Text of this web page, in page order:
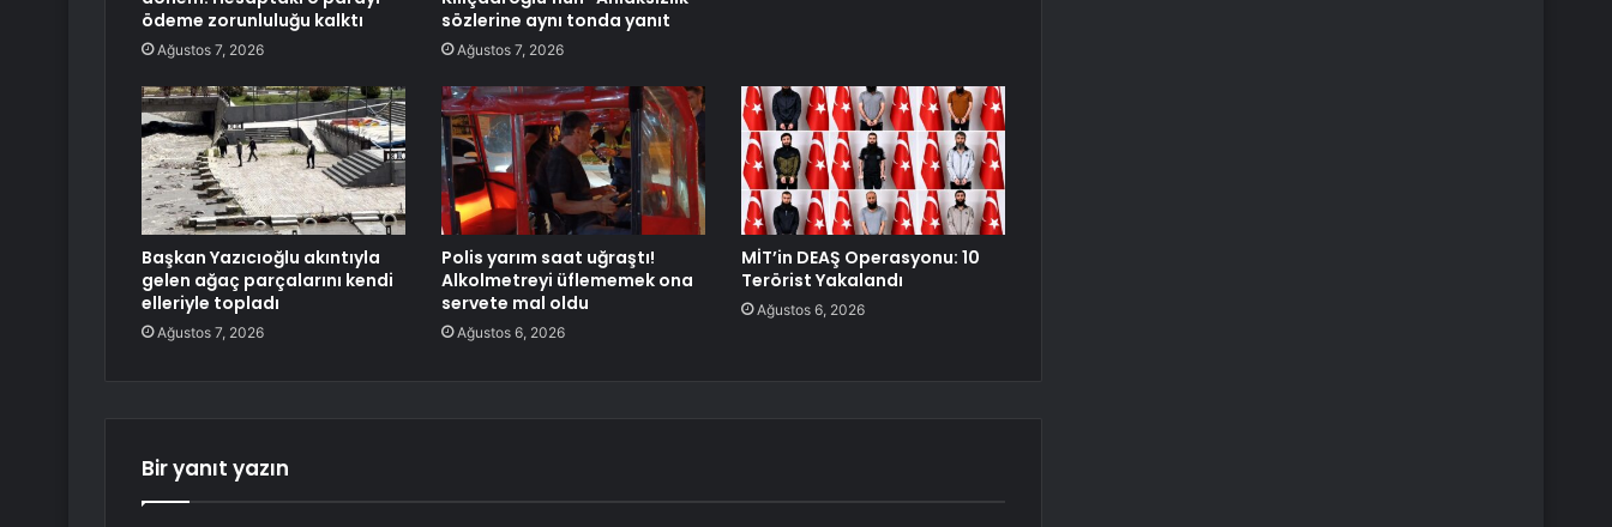
ödeme zorunluluğu kalktı
Ağustos 7, 2026
sözlerine aynı tonda yanıt
Ağustos 7, 2026
Başkan Yazıcıoğlu akıntıyla
gelen ağaç parçalarını kendi
elleriyle topladı
Ağustos 7, 2026
Polis yarım saat uğraştı!
Alkolmetreyi üflememek ona
servete mal oldu
Ağustos 6, 2026
MİT’in DEAŞ Operasyonu: 10
Terörist Yakalandı
Ağustos 6, 2026
Bir yanıt yazın